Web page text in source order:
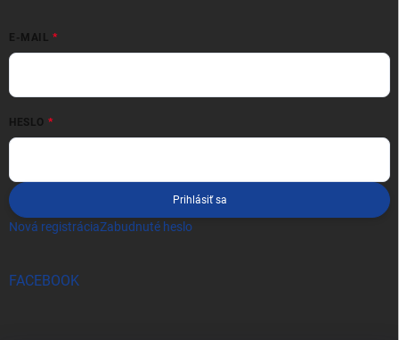
E-MAIL
HESLO
Prihlásiť sa
Nová registráciaZabudnuté heslo
FACEBOOK